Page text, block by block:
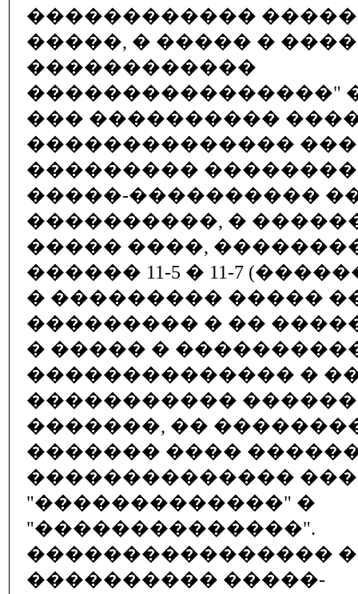
������������
�����, � ����� �
������������
����������������"
��� ����������
��������������
���������
�����-����������
����������, �
����� ����,
������ 11-5 � 11-7
� ��������� �����
��������� � ��
� ����� �
�������������� �
�����������
�������, ��
������� ����
��������������
"�������������" �
"��������������".
����������������
���������� �����-